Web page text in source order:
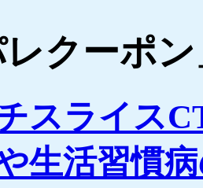
クーポン
スライス
生活習慣